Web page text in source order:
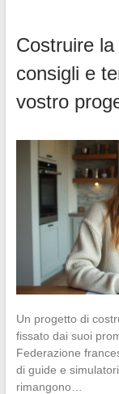
Costruire
consigli e
vostro
Un progetto di
fissato dai suoi
Federazione
di guide e
rimangono…